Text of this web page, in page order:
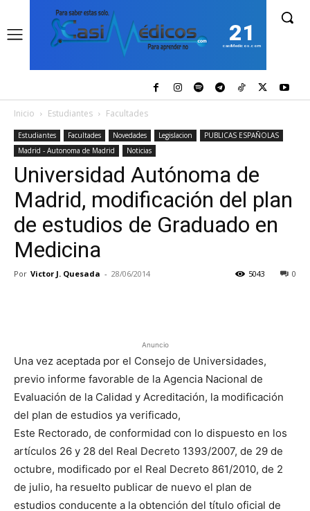
21
casiMedicos.com
Inicio Estudiantes Facultades
Estudiantes Facultades Novedades Legislacion
PUBLICAS ESPAÑOLAS
Madrid - Autonoma de Madrid
Noticias
Universidad Autónoma de
Madrid, modificación del plan
de estudios de Graduado en
Medicina
Por Victor J. Quesada - 28/06/2014 0
5043
Anuncio
Una vez aceptada por el Consejo de Universidades,
previo informe favorable de la Agencia Nacional de
Evaluación de la Calidad y Acreditación, la modificación
del plan de estudios ya verificado,
Este Rectorado, de conformidad con lo dispuesto en los
artículos 26 y 28 del Real Decreto 1393/2007, de 29 de
octubre, modificado por el Real Decreto 861/2010, de 2
de julio, ha resuelto publicar de nuevo el plan de
estudios conducente a la obtención del título oficial de